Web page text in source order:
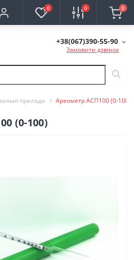
0 0 0
+38(067)390-55-90
Замовити дзвінок
прилади Ареометр АСП100 (0-100)
(0-100)